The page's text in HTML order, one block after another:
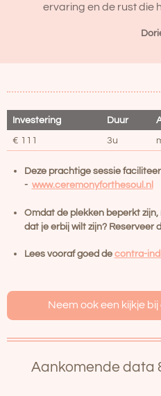
ervaring en de rust die
Investering Duur
€ 111
3u
Deze prachtige sessie
- www.ceremonyforthesoul.nl
Omdat de plekken beperkt zijn,
dat je erbij wilt zijn? Reserveer
Lees vooraf goed de contra-
Neem ook een kijkje
Aankomende data